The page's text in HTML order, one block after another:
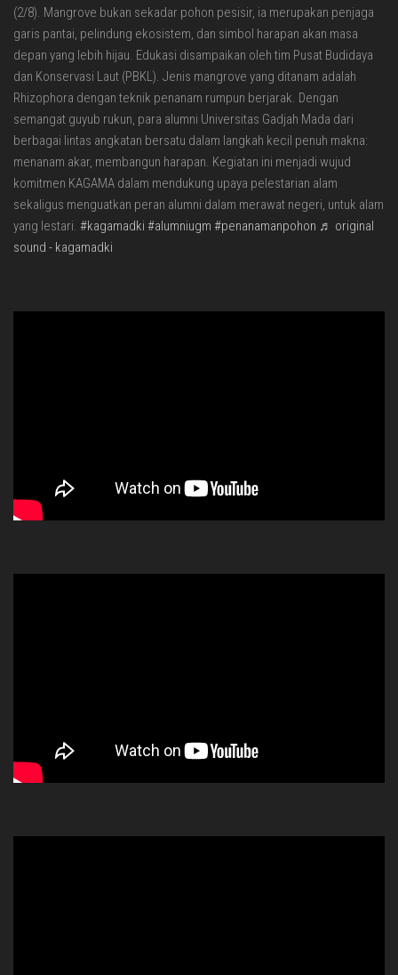
(2/8). Mangrove bukan sekadar pohon pesisir, ia merupakan penjaga
garis pantai, pelindung ekosistem, dan simbol harapan akan masa
depan yang lebih hijau. Edukasi disampaikan oleh tim Pusat Budidaya
dan Konservasi Laut (PBKL). Jenis mangrove yang ditanam adalah
Rhizophora dengan teknik penanam rumpun berjarak. Dengan
semangat guyub rukun, para alumni Universitas Gadjah Mada dari
berbagai lintas angkatan bersatu dalam langkah kecil penuh makna:
menanam akar, membangun harapan. Kegiatan ini menjadi wujud
komitmen KAGAMA dalam mendukung upaya pelestarian alam
sekaligus menguatkan peran alumni dalam merawat negeri, untuk alam
yang lestari. #kagamadki #alumniugm #penanamanpohon ♬ original
sound - kagamadki